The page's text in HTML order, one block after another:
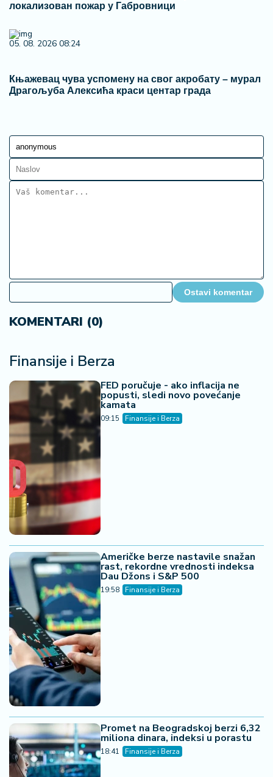
локализован пожар у Габровници
05. 08. 2026 08:24
Књажевац чува успомену на свог акробату – мурал
Драгoљуба Алексића краси центар града
Ostavi komentar
KOMENTARI (0)
Finansije i Berza
FED poručuje - ako inflacija ne
popusti, sledi novo povećanje
kamata
09:15 Finansije i Berza
Američke berze nastavile snažan
rast, rekordne vrednosti indeksa
Dau Džons i S&P 500
19:58 Finansije i Berza
Promet na Beogradskoj berzi 6,32
miliona dinara, indeksi u porastu
18:41 Finansije i Berza